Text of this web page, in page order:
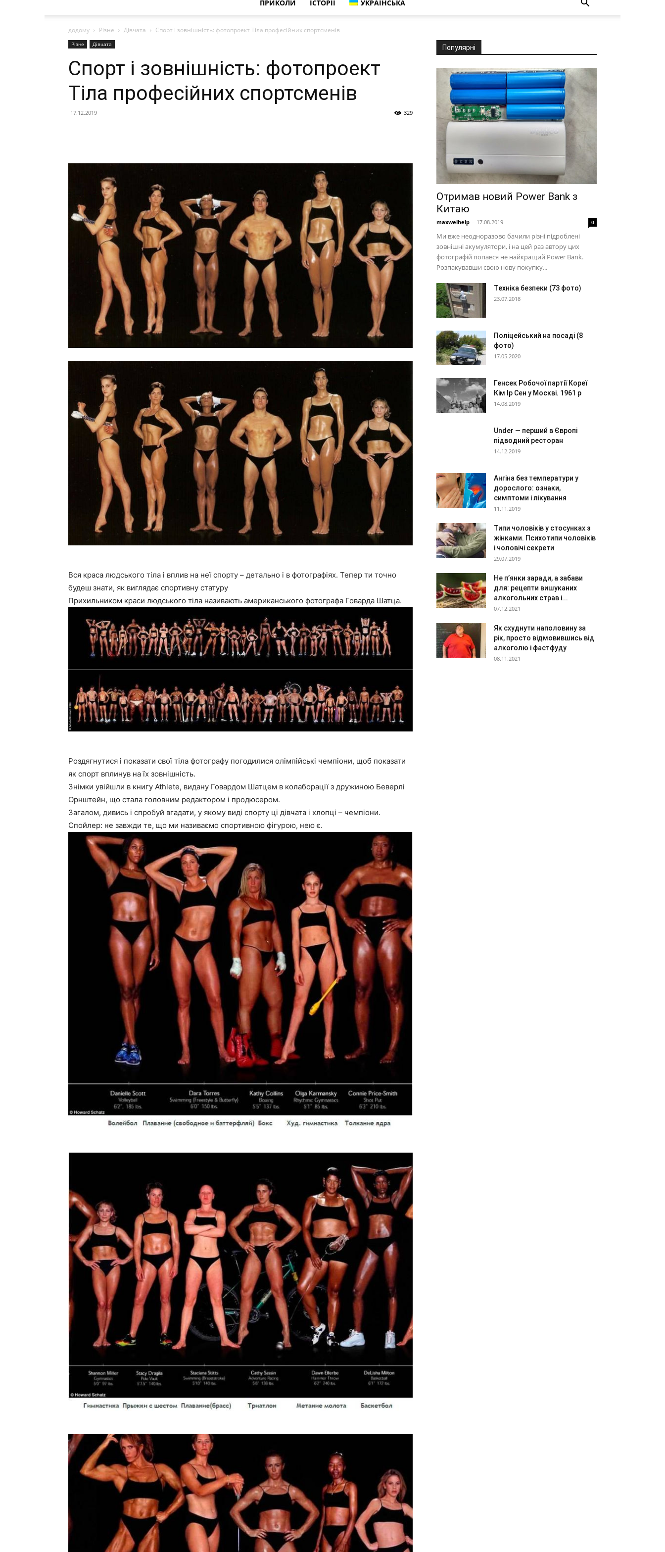
ПРИКОЛИ ІСТОРІЇ УКРАЇНСЬКА
додому Різне Дівчата Спорт і зовнішність: фотопроект Тіла професійних спортсменів
Різне Дівчата
Спорт і зовнішність: фотопроект
Тіла професійних спортсменів
17.12.2019 329
Вся краса людського тіла і вплив на неї спорту – детально і в фотографіях. Тепер ти точно
будеш знати, як виглядає спортивну статуру
Прихильником краси людського тіла називають американського фотографа Говарда Шатца.
Роздягнутися і показати свої тіла фотографу погодилися олімпійські чемпіони, щоб показати
як спорт вплинув на їх зовнішність.
Знімки увійшли в книгу Athlete, видану Говардом Шатцем в колаборації з дружиною Беверлі
Орнштейн, що стала головним редактором і продюсером.
Загалом, дивись і спробуй вгадати, у якому виді спорту ці дівчата і хлопці – чемпіони.
Спойлер: не завжди те, що ми називаємо спортивною фігурою, нею є.
Популярні
Отримав новий Power Bank з
Китаю
maxwelhelp - 17.08.2019 0
Ми вже неодноразово бачили різні підроблені
зовнішні акумулятори, і на цей раз автору цих
фотографій попався не найкращий Power Bank.
Розпакувавши свою нову покупку...
Техніка безпеки (73 фото)
23.07.2018
Поліцейський на посаді (8
фото)
17.05.2020
Генсек Робочої партії Кореї
Кім Ір Сен у Москві. 1961 р
14.08.2019
Under — перший в Європі
підводний ресторан
14.12.2019
Ангіна без температури у
дорослого: ознаки,
симптоми і лікування
11.11.2019
Типи чоловіків у стосунках з
жінками. Психотипи чоловіків
і чоловічі секрети
29.07.2019
Не п’янки заради, а забави
для: рецепти вишуканих
алкогольних страв і...
07.12.2021
Як схуднути наполовину за
рік, просто відмовившись від
алкоголю і фастфуду
08.11.2021